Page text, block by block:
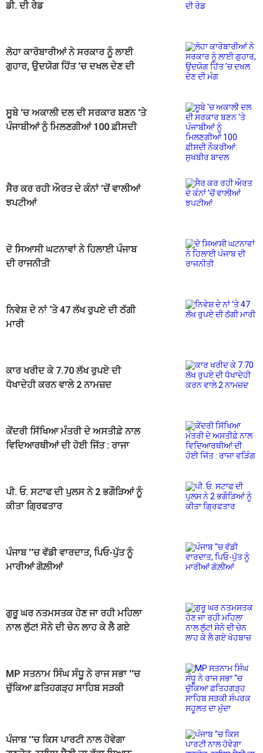
ਡੀ. ਦੀ ਰੇਡ
ਲੋਹਾ ਕਾਰੋਬਾਰੀਆਂ ਨੇ ਸਰਕਾਰ ਨੂੰ ਲਾਈ
ਗੁਹਾਰ, ਉਦਯੋਗ ਹਿੱਤ ’ਚ ਦਖਲ ਦੇਣ ਦੀ
ਸੂਬੇ 'ਚ ਅਕਾਲੀ ਦਲ ਦੀ ਸਰਕਾਰ ਬਣਨ 'ਤੇ
ਪੰਜਾਬੀਆਂ ਨੂੰ ਮਿਲਣਗੀਆਂ 100 ਫ਼ੀਸਦੀ
ਸੈਰ ਕਰ ਰਹੀ ਔਰਤ ਦੇ ਕੰਨਾਂ ’ਚੋਂ ਵਾਲੀਆਂ
ਝਪਟੀਆਂ
ਦੋ ਸਿਆਸੀ ਘਟਨਾਵਾਂ ਨੇ ਹਿਲਾਈ ਪੰਜਾਬ
ਦੀ ਰਾਜਨੀਤੀ
ਨਿਵੇਸ਼ ਦੇ ਨਾਂ ‘ਤੇ 47 ਲੱਖ ਰੁਪਏ ਦੀ ਠੱਗੀ
ਮਾਰੀ
ਕਾਰ ਖਰੀਦ ਕੇ 7.70 ਲੱਖ ਰੁਪਏ ਦੀ
ਧੋਖਾਦੇਹੀ ਕਰਨ ਵਾਲੇ 2 ਨਾਮਜ਼ਦ
ਕੇਂਦਰੀ ਸਿੱਖਿਆ ਮੰਤਰੀ ਦੇ ਅਸਤੀਫ਼ੇ ਨਾਲ
ਵਿਦਿਆਰਥੀਆਂ ਦੀ ਹੋਈ ਜਿੱਤ : ਰਾਜਾ
ਪੀ. ਓ. ਸਟਾਫ ਦੀ ਪੁਲਸ ਨੇ 2 ਭਗੌੜਿਆਂ ਨੂੰ
ਕੀਤਾ ਗ੍ਰਿਫਤਾਰ
ਪੰਜਾਬ ''ਚ ਵੱਡੀ ਵਾਰਦਾਤ, ਪਿਓ-ਪੁੱਤ ਨੂੰ
ਮਾਰੀਆਂ ਗੋਲ਼ੀਆਂ
ਗੁਰੂ ਘਰ ਨਤਮਸਤਕ ਹੋਣ ਜਾ ਰਹੀ ਮਹਿਲਾ
ਨਾਲ ਲੁੱਟ! ਸੋਨੇ ਦੀ ਚੇਨ ਲਾਹ ਕੇ ਲੈ ਗਏ
MP ਸਤਨਾਮ ਸਿੰਘ ਸੰਧੂ ਨੇ ਰਾਜ ਸਭਾ ''ਚ
ਚੁੱਕਿਆ ਫ਼ਤਿਹਗੜ੍ਹ ਸਾਹਿਬ ਸੜਕੀ
ਪੰਜਾਬ ''ਚ ਕਿਸ ਪਾਰਟੀ ਨਾਲ ਹੋਵੇਗਾ